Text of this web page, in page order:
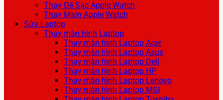
Thay Đế Sạc Apple Watch
Thay Main Apple Watch
Sửa Laptop
Thay màn hình Laptop
Thay màn hình Laptop Acer
Thay màn hình Laptop Asus
Thay màn hình Laptop Dell
Thay màn hình Laptop HP
Thay màn hình Laptop Lenovo
Thay màn hình Laptop MSI